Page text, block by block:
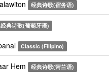
经典诗歌(宿务语)
经典诗歌(葡萄牙语)
Classic (Filipino)
Hem 经典诗歌(菏兰语)